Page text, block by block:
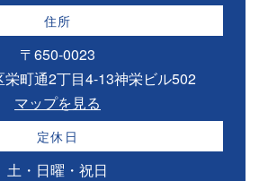
住所
〒650-0023
栄町通2丁目4-13神栄ビル502
マップを見る
定休日
土・日曜・祝日